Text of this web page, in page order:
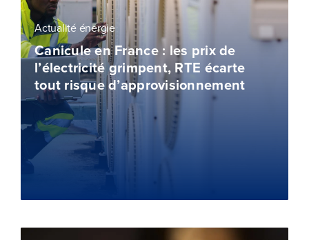
Actualité énergie
Canicule en France : les prix de
l’électricité grimpent, RTE écarte
tout risque d’approvisionnement